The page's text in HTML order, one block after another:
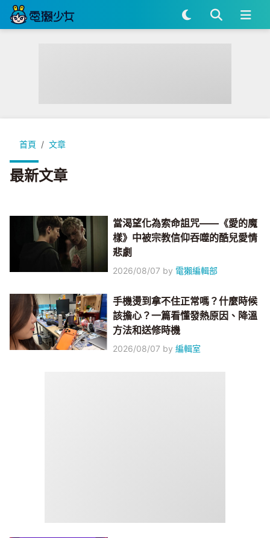
首頁 文章
最新文章
當渴望化為索命詛咒——《愛的魔
樣》中被宗教信仰吞噬的酷兒愛情
悲劇
2026/08/07 by 電獺編輯部
手機燙到拿不住正常嗎？什麼時候
該擔心？一篇看懂發熱原因、降溫
方法和送修時機
2026/08/07 by編輯室